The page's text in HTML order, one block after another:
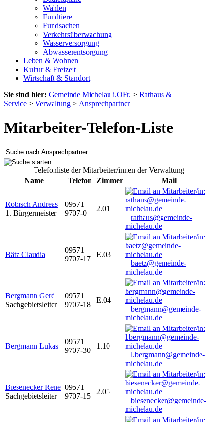
Wahlen
Fundtiere
Fundsachen
Verkehrsüberwachung
Wasserversorgung
Abwasserentsorgung
Leben & Wohnen
Kultur & Freizeit
Wirtschaft & Standort
Sie sind hier: Gemeinde Michelau i.OFr. > Rathaus &
Service > Verwaltung > Ansprechpartner
Mitarbeiter-Telefon-Liste
Telefonliste der Mitarbeiter/innen der Verwaltung
Name
Telefon Zimmer Mail
Robisch Andreas
1. Bürgermeister
09571
9707-0
2.01
rathaus@gemeinde-
michelau.de
Bätz Claudia
09571
9707-17
E.03
baetz@gemeinde-
michelau.de
Bergmann Gerd
Sachgebietsleiter
09571
9707-18
E.04
bergmann@gemeinde-
michelau.de
Bergmann Lukas
09571
9707-30
1.10
l.bergmann@gemeinde-
michelau.de
Biesenecker Rene
Sachgebietsleiter
09571
9707-15
2.05
biesenecker@gemeinde-
michelau.de